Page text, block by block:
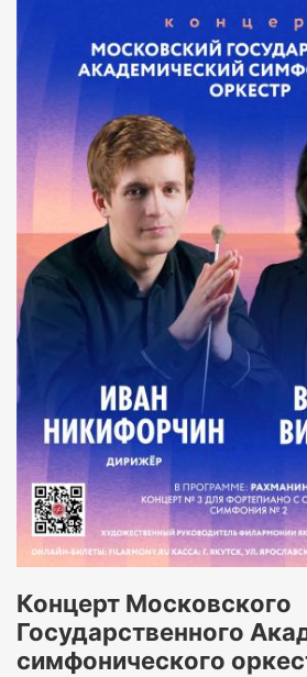
Концерт Московского
Государственного
симфонического